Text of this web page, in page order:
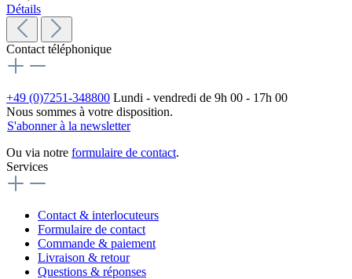
Détails
Contact téléphonique
+49 (0)7251-348800 Lundi - vendredi de 9h 00 - 17h 00
Nous sommes à votre disposition.
S'abonner à la newsletter
Ou via notre formulaire de contact.
Services
Contact & interlocuteurs
Formulaire de contact
Commande & paiement
Livraison & retour
Questions & réponses